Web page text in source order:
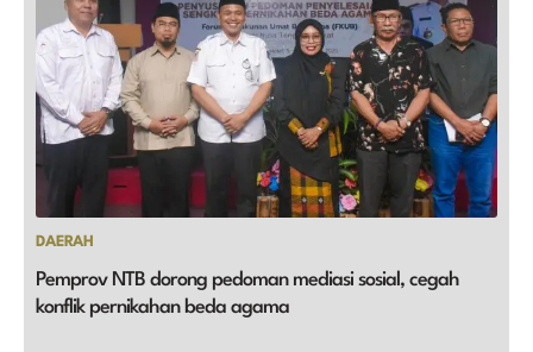
DAERAH
Pemprov NTB dorong pedoman mediasi sosial, cegah
konflik pernikahan beda agama